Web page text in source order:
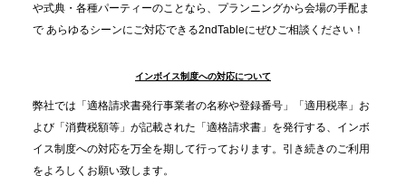
分”の時代へ。法人注文が前年比5倍に伸びた「宅配
オードブル」が提案する、新しい乾杯文化
プレスリリースのご案内｜職場で完結する“忘年会・
納会ケータリング”が人気。幹事負担を軽減し、社内
コミュニケーションを促進
や式典・各種パーティーのことなら、プランニングから会場の手配ま
で あらゆるシーンにご対応できる2ndTableにぜひご相談ください！
インボイス制度への対応について
弊社では「適格請求書発行事業者の名称や登録番号」「適用税率」お
よび「消費税額等」が記載された「適格請求書」を発行する、インボ
イス制度への対応を万全を期して行っております。引き続きのご利用
をよろしくお願い致します。